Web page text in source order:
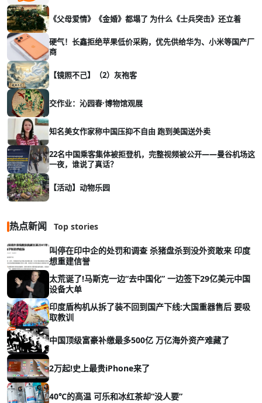
《父母爱情》《金婚》都塌了 为什么《士兵突击》还立着
硬气！长鑫拒绝苹果低价采购，优先供给华为、小米等国产厂
商
【镜照不己】（2）灰袍客
交作业：沁园春·博物馆观展
知名美女作家称中国压抑不自由 跑到美国送外卖
22名中国乘客集体被拒登机，完整视频被公开——曼谷机场这
一夜，谁说了真话？
【活动】动物乐园
热点新闻 Top stories
叫停在印中企的处罚和调查 杀猪盘杀到没外资敢来 印度
想重建信誉
太荒诞了!马斯克一边“去中国化” 一边签下29亿美元中国
设备大单
印度盾构机从拆了装不回到国产下线:大国重器售后 要吸
取教训
中国顶级富豪补缴最多500亿 万亿海外资产难藏了
2万起!史上最贵iPhone来了
40℃的高温 可乐和冰红茶却“没人要”